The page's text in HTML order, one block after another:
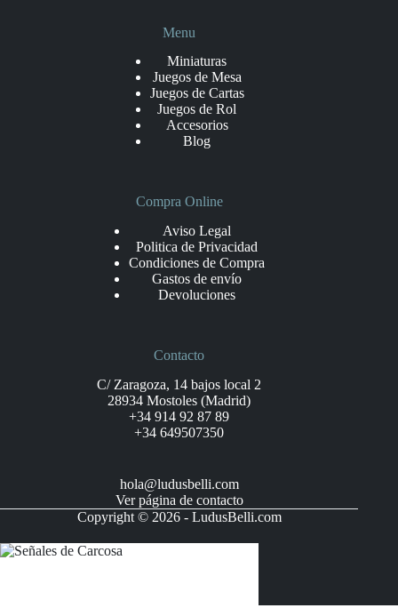
Menu
Miniaturas
Juegos de Mesa
Juegos de Cartas
Juegos de Rol
Accesorios
Blog
Compra Online
Aviso Legal
Politica de Privacidad
Condiciones de Compra
Gastos de envío
Devoluciones
Contacto
C/ Zaragoza, 14 bajos local 2
28934 Mostoles (Madrid)
+34 914 92 87 89
+34 649507350
hola@ludusbelli.com
Ver página de contacto
Copyright © 2026 - LudusBelli.com